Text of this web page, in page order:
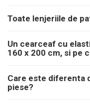
Toate lenjeriile de
Un cearceaf cu
160 x 200 cm, si pe
Care este diferenta
piese?